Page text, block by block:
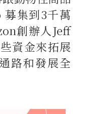
集到3千萬
創辦人Jeff
資金來拓展
路和發展全